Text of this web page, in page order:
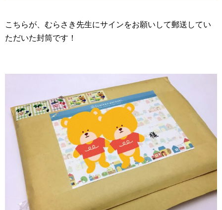
こちらが、むらさき先生にサインをお願いして郵送してい
ただいた封筒です！